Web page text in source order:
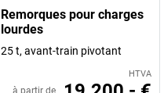
Remorques pour charges
lourdes
25 t, avant-train pivotant
HTVA
à partir de